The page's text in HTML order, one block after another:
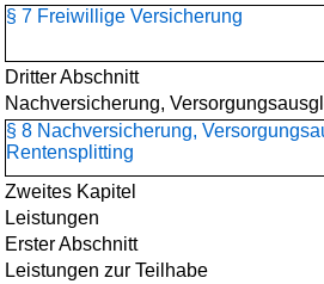
§ 7 Freiwillige Versicherung
Dritter Abschnitt
Nachversicherung,
§ 8 Nachversicherung,
Rentensplitting
Zweites Kapitel
Leistungen
Erster Abschnitt
Leistungen zur Teilhabe